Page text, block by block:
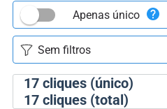
17cliques (único)
17cliques (total)
Apenas único